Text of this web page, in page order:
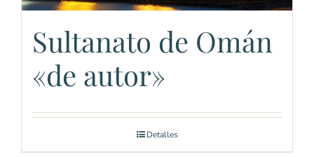
Sultanato de Omán
«de autor»
Detalles